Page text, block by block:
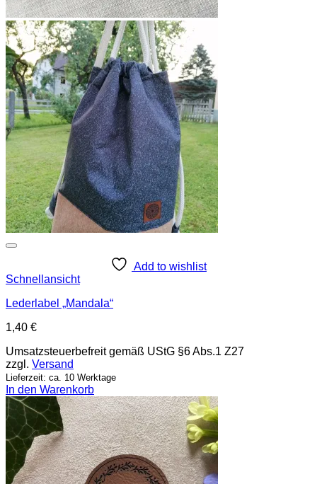
Add to wishlist
Schnellansicht
Lederlabel „Mandala“
1,40 €
Umsatzsteuerbefreit gemäß UStG §6 Abs.1 Z27
zzgl. Versand
Lieferzeit: ca. 10 Werktage
In den Warenkorb